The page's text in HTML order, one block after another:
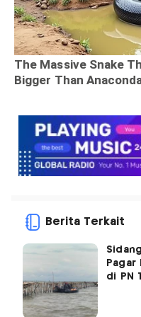
Berita Terkait
di PN